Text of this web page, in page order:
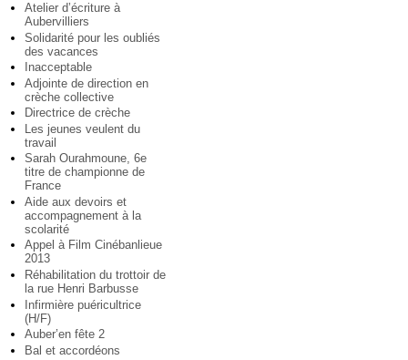
Atelier d’écriture à
Aubervilliers
Solidarité pour les oubliés
des vacances
Inacceptable
Adjointe de direction en
crèche collective
Directrice de crèche
Les jeunes veulent du
travail
Sarah Ourahmoune, 6e
titre de championne de
France
Aide aux devoirs et
accompagnement à la
scolarité
Appel à Film Cinébanlieue
2013
Réhabilitation du trottoir de
la rue Henri Barbusse
Infirmière puéricultrice
(H/F)
Auber’en fête 2
Bal et accordéons